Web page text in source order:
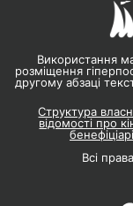
Використання
розміщення
другому абзаці
Структура
відомості про
Всі